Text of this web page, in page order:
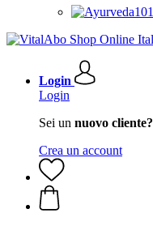
Login
Login
Sei un nuovo cliente?
Crea un account